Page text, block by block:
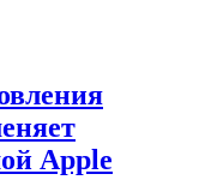
Apple